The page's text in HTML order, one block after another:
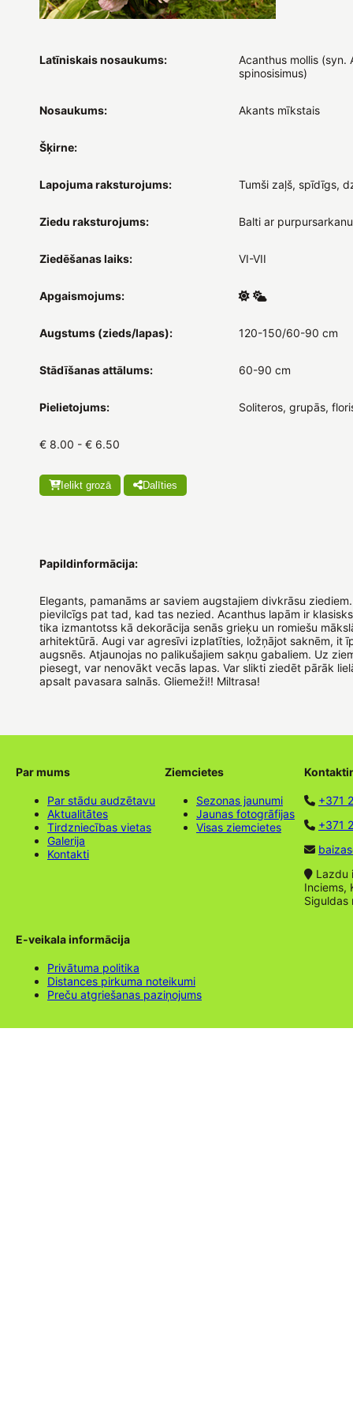
Latīniskais nosaukums:
Acanthus mollis (syn.
spinosisimus)
Nosaukums: Akants mīkstais
Šķirne:
Lapojuma raksturojums: Tumši zaļš, spīdīgs,
Ziedu raksturojums: Balti ar
Ziedēšanas laiks: VI-VII
Apgaismojums:
Augstums (zieds/lapas): 120-150/60-90 cm
Stādīšanas attālums: 60-90 cm
Pielietojums: Soliteros, grupās,
€ 8.00 - € 6.50
Ielikt grozā Dalīties
Papildinformācija:
Elegants, pamanāms ar saviem augstajiem divkrāsu
pievilcīgs pat tad, kad tas nezied. Acanthus lapām ir
tika izmantotss kā dekorācija senās grieķu un romiešu
arhitektūrā. Augi var agresīvi izplatīties, ložņājot saknēm, it
augsnēs. Atjaunojas no palikušajiem sakņu gabaliem. Uz
piesegt, var nenovākt vecās lapas. Var slikti ziedēt pārāk
apsalt pavasara salnās. Gliemeži!! Miltrasa!
Par mums
Par stādu audzētavu
Aktualitātes
Tirdzniecības vietas
Galerija
Kontakti
Ziemcietes
Sezonas jaunumi
Jaunas fotogrāfijas
Visas ziemcietes
+371
+371
Lazdu
Inciems,
Siguldas
E-veikala informācija
Privātuma politika
Distances pirkuma noteikumi
Preču atgriešanas paziņojums